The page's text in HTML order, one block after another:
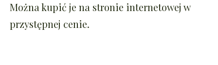
Można kupić je na stronie internetowej w
przystępnej cenie.